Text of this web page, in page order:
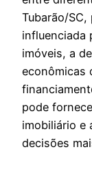
Tubarão/
influenciada
imóveis, a
econômicas
pode
imobiliário e
decisões